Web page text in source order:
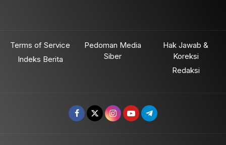
Terms of Service
Indeks Berita
Pedoman Media
Siber
Hak Jawab &
Koreksi
Redaksi